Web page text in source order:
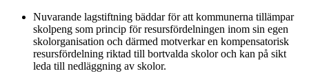
Nuvarande lagstiftning bäddar för att kommunerna tillämpar
skolpeng som princip för resursfördelningen inom sin egen
skolorganisation och därmed motverkar en kompensatorisk
resursfördelning riktad till bortvalda skolor och kan på sikt
leda till nedläggning av skolor.